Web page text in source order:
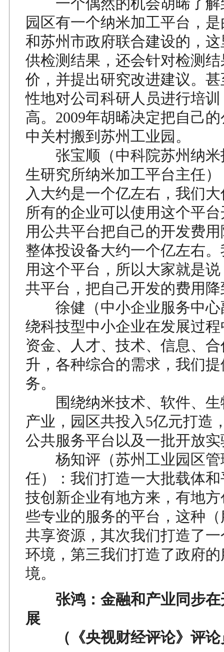
园区有一个纳米加工平台，
和苏州市政府联合建设的，
供检测结果，还会针对检测
价，并提出研究改进建议。
性地对公司科研人员进行培
高。2009年胡晞决定把自己
中关村搬到苏州工业园。
张宝顺（中科院苏州纳米
生研究所纳米加工平台主任
入大约是一个亿左右，我们
所有的企业可以使用这个平
用公共平台把自己的开发费
整体投设备大约一个亿左右
用这个平台，所以大家就是
共平台，把自己开发的费用
徐健（中小企业服务中心
绕科技型中小企业在发展过
资金、人才、技术、信息、
升，各种综合的需求，我们
务。
围绕纳米技术、软件、生
产业，园区共投入5亿元打造
公共服务平台以及一批开放
杨知评（苏州工业园区管
任）：我们打造一大批载体
技创新企业有地方来，有地
些专业的服务的平台，这种
共享资源，其次我们打造了
环境，第三我们打造了政府
境。
张鸿：金融和产业同步在
展
（《央视财经评论》评论